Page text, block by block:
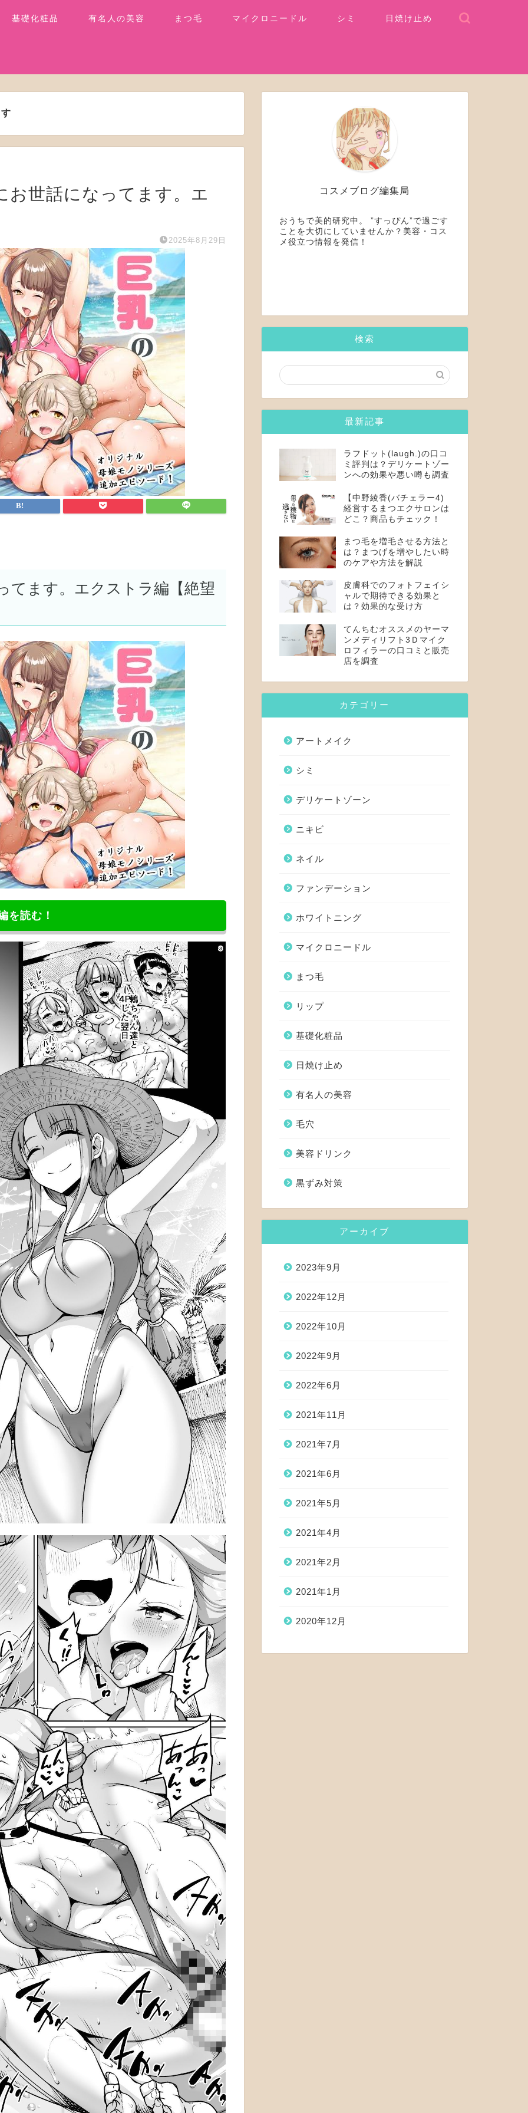
基礎化粧品 有名人の美容 まつ毛 マイクロニードル シミ 日焼け止め
お世話になってます。エ
2025年8月29日
てます。エクストラ編【絶望
を読む！
コスメブログ編集局
おうちで美的研究中。 ”すっぴん”で過ごす
ことを大切にしていませんか？美容・コス
メ役立つ情報を発信！
検索
最新記事
ラフドット(laugh.)の口コ
ミ評判は？デリケートゾー
ンへの効果や悪い噂も調査
【中野綾香(バチェラー4)
経営するまつエクサロンは
どこ？商品もチェック！
まつ毛を増毛させる方法と
は？まつげを増やしたい時
のケアや方法を解説
皮膚科でのフォトフェイシ
ャルで期待できる効果と
は？効果的な受け方
てんちむオススメのヤーマ
ンメディリフト3Ｄマイク
ロフィラーの口コミと販売
店を調査
カテゴリー
アートメイク
シミ
デリケートゾーン
ニキビ
ネイル
ファンデーション
ホワイトニング
マイクロニードル
まつ毛
リップ
基礎化粧品
日焼け止め
有名人の美容
毛穴
美容ドリンク
黒ずみ対策
アーカイブ
2023年9月
2022年12月
2022年10月
2022年9月
2022年6月
2021年11月
2021年7月
2021年6月
2021年5月
2021年4月
2021年2月
2021年1月
2020年12月